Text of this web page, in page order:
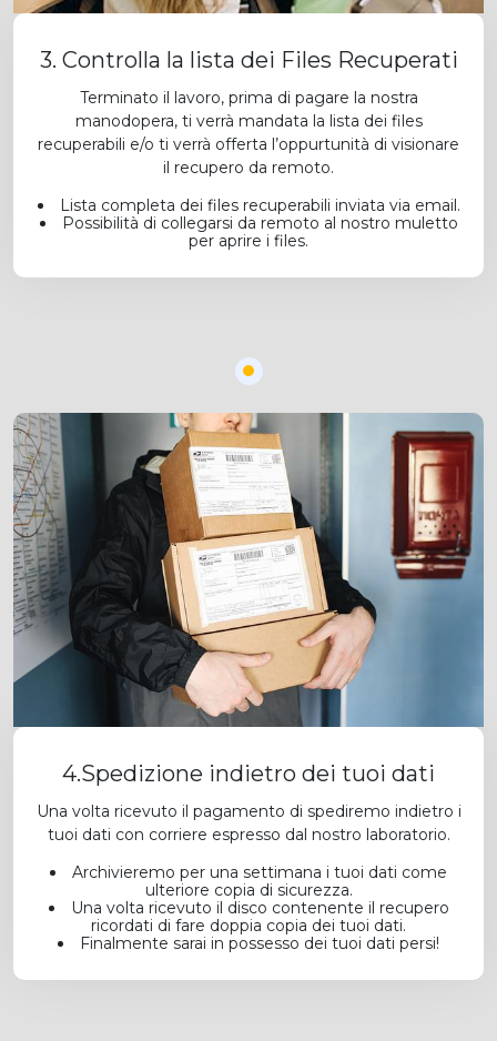
3. Controlla la lista dei Files Recuperati
Terminato il lavoro, prima di pagare la nostra
manodopera, ti verrà mandata la lista dei files
recuperabili e/o ti verrà offerta l’oppurtunità di visionare
il recupero da remoto.
Lista completa dei files recuperabili inviata via email.
Possibilità di collegarsi da remoto al nostro muletto
per aprire i files.
4.Spedizione indietro dei tuoi dati
Una volta ricevuto il pagamento di spediremo indietro i
tuoi dati con corriere espresso dal nostro laboratorio.
Archivieremo per una settimana i tuoi dati come
ulteriore copia di sicurezza.
Una volta ricevuto il disco contenente il recupero
ricordati di fare doppia copia dei tuoi dati.
Finalmente sarai in possesso dei tuoi dati persi!